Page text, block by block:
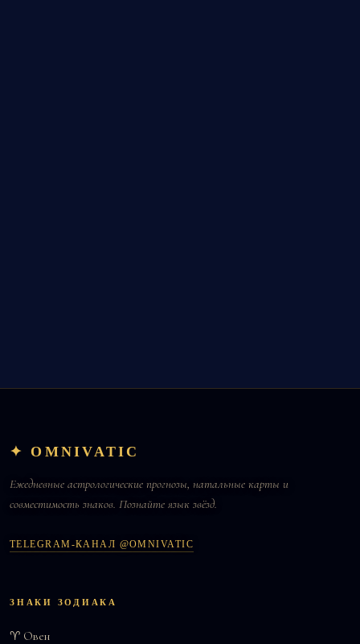
✦ OMNIVATIC
Ежедневные астрологические прогнозы, натальные карты и
совместимость знаков. Познайте язык звёзд.
TELEGRAM-КАНАЛ @OMNIVATIC
ЗНАКИ ЗОДИАКА
♈ Овен